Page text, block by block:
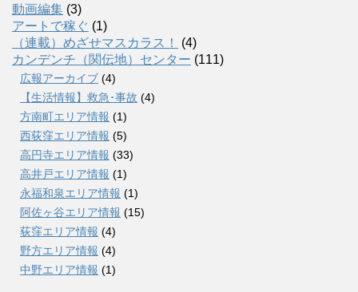
動画編集 (3)
アートで稼ぐ (1)
（連載）めざせマスカラス！
(4)
カンデンチ（関伝地）センター (111)
広報アーカイブ (4)
【生活情報】救急･事故 (4)
方南町エリア情報 (1)
西荻窪エリア情報 (5)
高円寺エリア情報 (33)
高井戸エリア情報 (1)
永福和泉エリア情報 (1)
阿佐ヶ谷エリア情報 (15)
荻窪エリア情報 (4)
野方エリア情報 (4)
中野エリア情報 (1)